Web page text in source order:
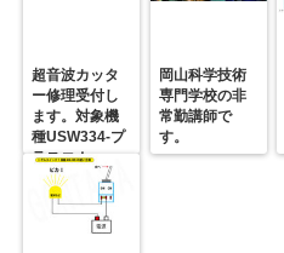
超音波カッタ
ー修理受付し
ます。対象機
種USW334-プ
ラスコム-
R31GONTA
岡山科学技術
専門学校の非
常勤講師で
す。